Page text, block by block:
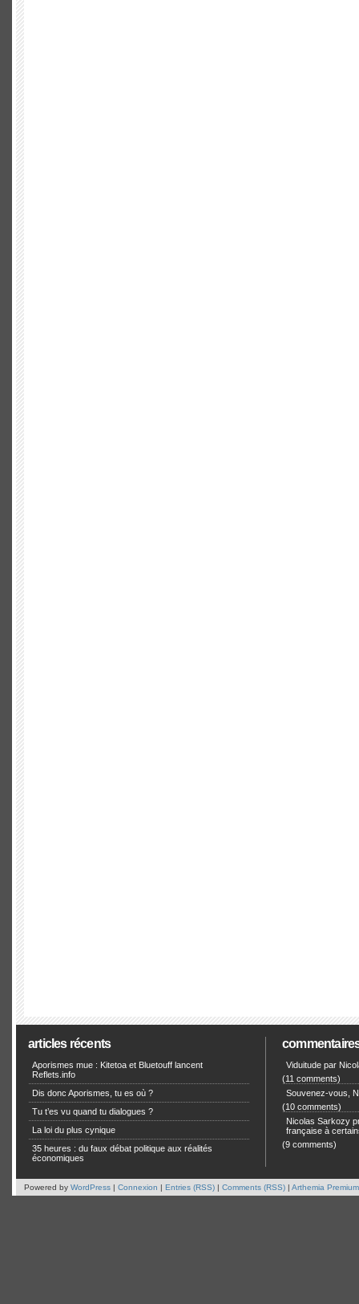
articles récents
Aporismes mue : Kitetoa et Bluetouff lancent
Reflets.info
Dis donc Aporismes, tu es où ?
Tu t’es vu quand tu dialogues ?
La loi du plus cynique
35 heures : du faux débat politique aux réalités
économiques
Viduitude par
(11 comments)
Souvenez-vous,
(10 comments)
Nicolas Sarkozy
française à
(9 comments)
Powered by WordPress | Connexion | Entries (RSS) | Comments (RSS) | Arthemia Premium